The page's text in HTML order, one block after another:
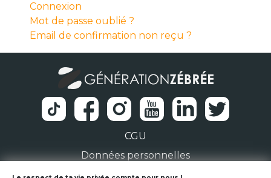
Connexion
Mot de passe oublié ?
Email de confirmation non reçu ?
CGU
Données personnelles